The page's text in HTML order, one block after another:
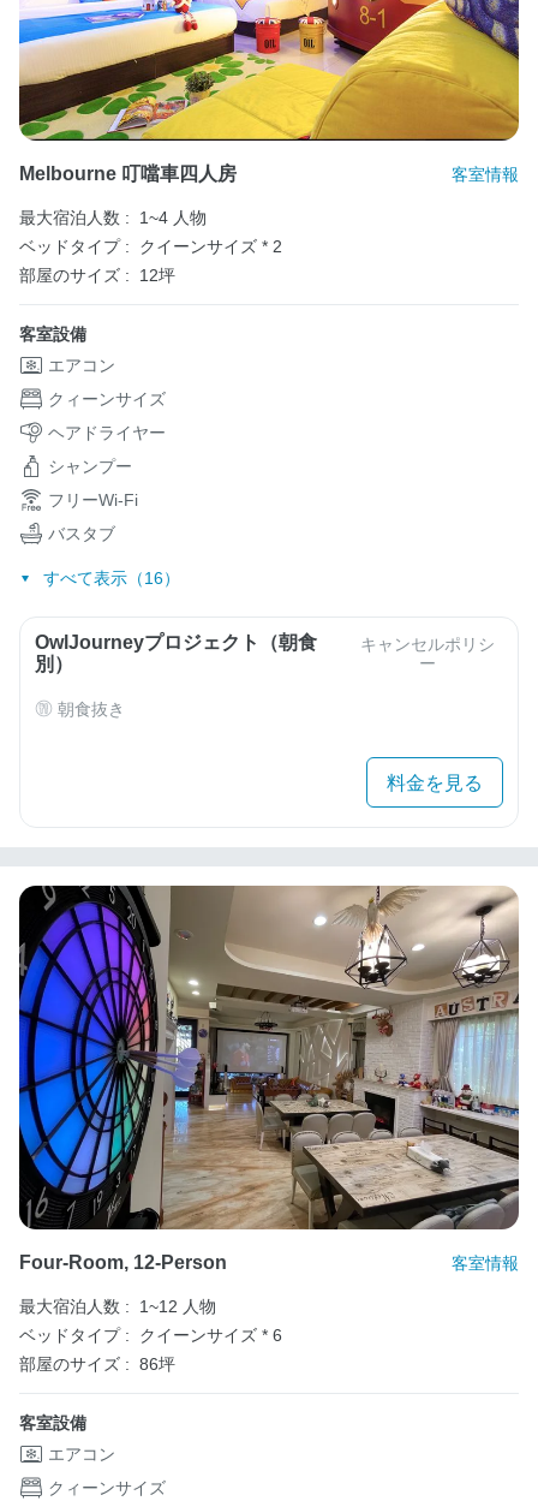
Melbourne 叮噹車四人房 客室情報
最大宿泊人数 :
1~4 人物
ベッドタイプ :
クイーンサイズ * 2
部屋のサイズ :
12坪
客室設備
エアコン
クィーンサイズ
ヘアドライヤー
シャンプー
フリーWi-Fi
バスタブ
すべて表示（16）
OwlJourneyプロジェクト（朝食
別）
キャンセルポリシ
ー
朝食抜き
料金を見る
Four-Room, 12-Person 客室情報
最大宿泊人数 :
1~12 人物
ベッドタイプ :
クイーンサイズ * 6
部屋のサイズ : 86坪
客室設備
エアコン
クィーンサイズ